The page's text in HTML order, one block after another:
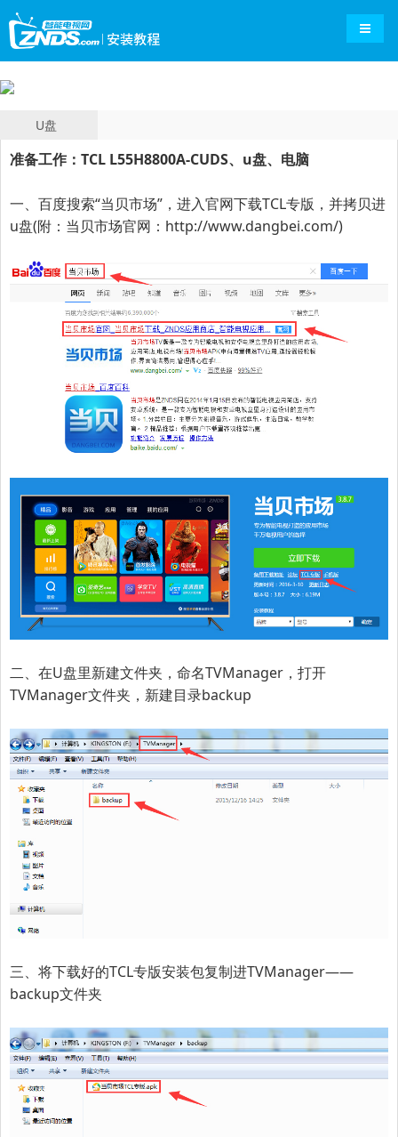
导航
U盘
准备工作：TCL L55H8800A-CUDS、u盘、电脑
一、百度搜索“当贝市场”，进入官网下载TCL专版 ，并拷贝进
u盘(附：当贝市场官网： http://www.dangbei.com/)
二、在U盘里新建文件夹，命名TVManager，打开
TVManager文件夹，新建目录backup
三、将下载好的TCL专版安装包复制进TVManager——
backup文件夹